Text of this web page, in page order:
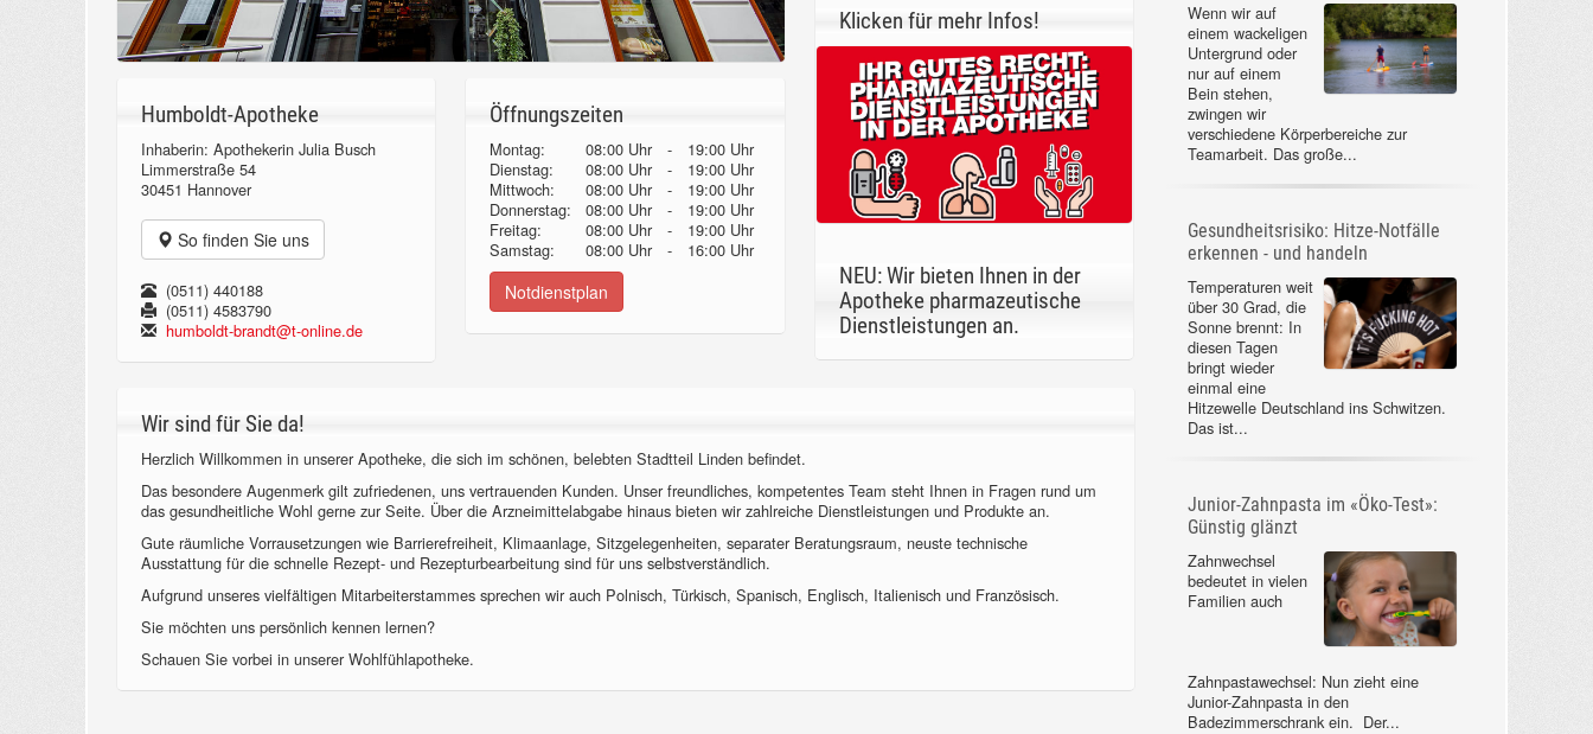
Humboldt-Apotheke
Inhaberin: Apothekerin Julia Busch
Limmerstraße 54
30451 Hannover
So finden Sie uns
(0511) 440188
(0511) 4583790
humboldt-brandt@t-online.de
Öffnungszeiten
Montag: 08:00 Uhr -
19:00 Uhr
Dienstag:
08:00 Uhr -
19:00 Uhr
Mittwoch:
08:00 Uhr -
19:00 Uhr
Donnerstag:08:00 Uhr -
19:00 Uhr
Freitag:
08:00 Uhr -
19:00 Uhr
Samstag:
08:00 Uhr - 16:00 Uhr
Notdienstplan
Klicken für mehr Infos!
NEU: Wir bieten Ihnen in der
Apotheke pharmazeutische
Dienstleistungen an.
Wir sind für Sie da!
Herzlich Willkommen in unserer Apotheke, die sich im schönen, belebten Stadtteil Linden befindet.
Das besondere Augenmerk gilt zufriedenen, uns vertrauenden Kunden. Unser freundliches, kompetentes Team steht Ihnen in Fragen rund um
das gesundheitliche Wohl gerne zur Seite. Über die Arzneimittelabgabe hinaus bieten wir zahlreiche Dienstleistungen und Produkte an.
Gute räumliche Vorrausetzungen wie Barrierefreiheit, Klimaanlage, Sitzgelegenheiten, separater Beratungsraum, neuste technische
Ausstattung für die schnelle Rezept- und Rezepturbearbeitung sind für uns selbstverständlich.
Aufgrund unseres vielfältigen Mitarbeiterstammes sprechen wir auch Polnisch, Türkisch, Spanisch, Englisch, Italienisch und Französisch.
Sie möchten uns persönlich kennen lernen?
Schauen Sie vorbei in unserer Wohlfühlapotheke.
Wenn wir auf
einem wackeligen
Untergrund oder
nur auf einem
Bein stehen,
zwingen wir
verschiedene Körperbereiche zur
Teamarbeit. Das große...
Gesundheitsrisiko: Hitze-Notfälle
erkennen - und handeln
Temperaturen weit
über 30 Grad, die
Sonne brennt: In
diesen Tagen
bringt wieder
einmal eine
Hitzewelle Deutschland ins Schwitzen.
Das ist...
Junior-Zahnpasta im «Öko-Test»:
Günstig glänzt
Zahnwechsel
bedeutet in vielen
Familien auch
Zahnpastawechsel: Nun zieht eine
Junior-Zahnpasta in den
Badezimmerschrank ein. Der...